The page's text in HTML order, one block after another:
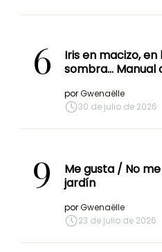
6
Iris en macizo,
sombra… Manual
porGwenaëlle
30 de julio de 2026
9
Me gusta / No
jardín
porGwenaëlle
23 de julio de 2026